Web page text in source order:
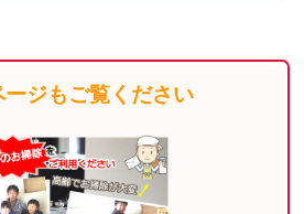
ージもご覧ください